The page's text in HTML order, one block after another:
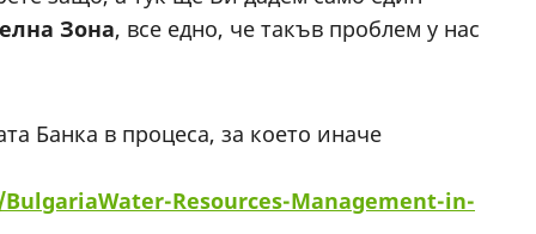
Зона, все едно, че такъв проблем у нас
Банка в процеса, за което иначе
BulgariaWater-Resources-Management-in-